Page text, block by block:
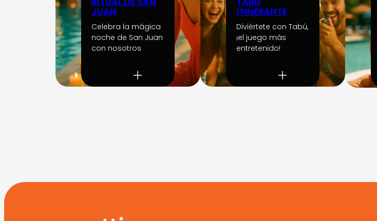
JUAN
Celebra la mágica
noche de San Juan
con nosotros
ITINERANTE
Diviértete con Tabú,
¡el juego más
entretenido!